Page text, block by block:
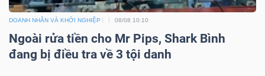
DOANH NHÂN VÀ KHỞI NGHIỆP 08/08 10:10
Ngoài rửa tiền cho Mr Pips, Shark Bình
đang bị điều tra về 3 tội danh
Đào